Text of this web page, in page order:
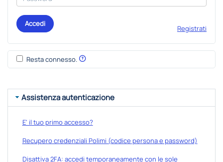
Accedi
Registrati
Resta connesso.
Assistenza autenticazione
E' il tuo primo accesso?
Recupero credenziali Polimi (codice persona e password)
Disattiva 2FA: accedi temporaneamente con le sole